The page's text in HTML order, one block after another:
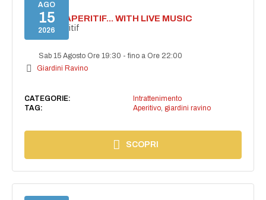
AGO
15
2026
SECRET APERITIF... WITH LIVE MUSIC
Secret aperitif
Sab 15 Agosto Ore 19:30 -fino a Ore 22:00
Giardini Ravino
CATEGORIE:
Intrattenimento
TAG:
Aperitivo, giardini ravino
SCOPRI